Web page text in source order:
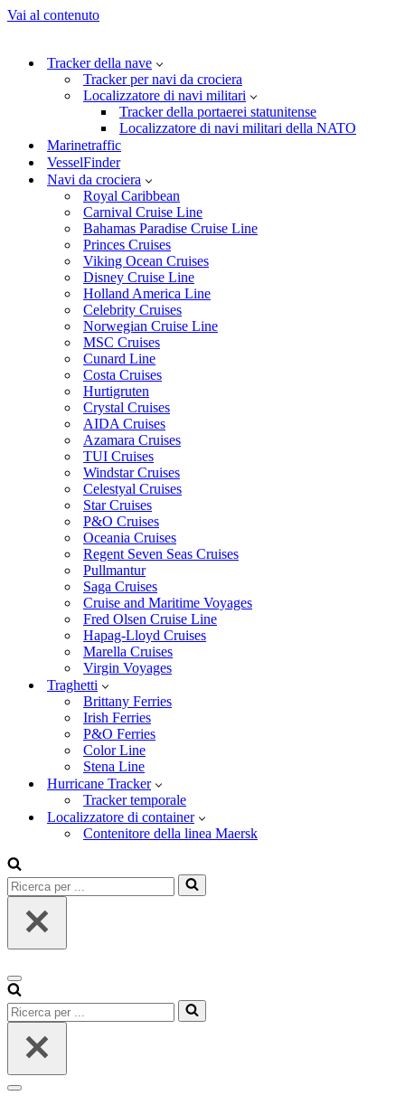
Vai al contenuto
Tracker della nave
Tracker per navi da crociera
Localizzatore di navi militari
Tracker della portaerei statunitense
Localizzatore di navi militari della NATO
Marinetraffic
VesselFinder
Navi da crociera
Royal Caribbean
Carnival Cruise Line
Bahamas Paradise Cruise Line
Princes Cruises
Viking Ocean Cruises
Disney Cruise Line
Holland America Line
Celebrity Cruises
Norwegian Cruise Line
MSC Cruises
Cunard Line
Costa Cruises
Hurtigruten
Crystal Cruises
AIDA Cruises
Azamara Cruises
TUI Cruises
Windstar Cruises
Celestyal Cruises
Star Cruises
P&O Cruises
Oceania Cruises
Regent Seven Seas Cruises
Pullmantur
Saga Cruises
Cruise and Maritime Voyages
Fred Olsen Cruise Line
Hapag-Lloyd Cruises
Marella Cruises
Virgin Voyages
Traghetti
Brittany Ferries
Irish Ferries
P&O Ferries
Color Line
Stena Line
Hurricane Tracker
Tracker temporale
Localizzatore di container
Contenitore della linea Maersk
Ricerca
per
Menu
di
navigazione
Ricerca
per
Menu